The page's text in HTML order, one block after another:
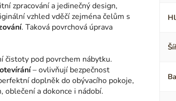
zpracování a jedinečný design,
vzhled vděčí zejména čelům s
. Taková povrchová úprava
čistoty pod povrchem nábytku.
– ovlivňují bezpečnost
doplněk do obývacího pokoje,
a dokonce i nádobí.